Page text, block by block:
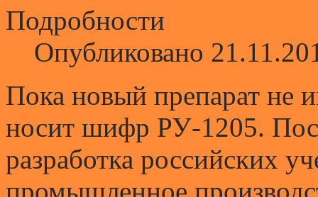
Подробности
Опубликовано
Пока новый препарат не
носит шифр РУ-1205.
разработка российских